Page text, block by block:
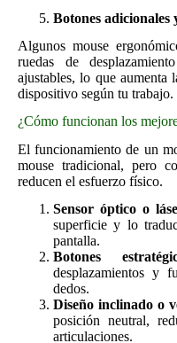
Botones adicionales
Algunos mouse
ruedas de
ajustables, lo que aumenta
dispositivo según tu trabajo.
¿Cómo funcionan los
El funcionamiento de un
mouse tradicional, pero
reducen el esfuerzo físico.
Sensor óptico o
superficie y lo
pantalla.
Botones
desplazamientos y
dedos.
Diseño inclinado o
posición neutral,
articulaciones.